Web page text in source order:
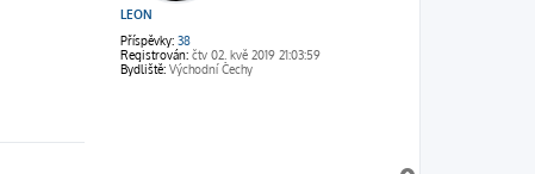
LEON
Příspěvky: 38
Registrován: čtv 02. kvě 2019 21:03:59
Bydliště: Východní Čechy